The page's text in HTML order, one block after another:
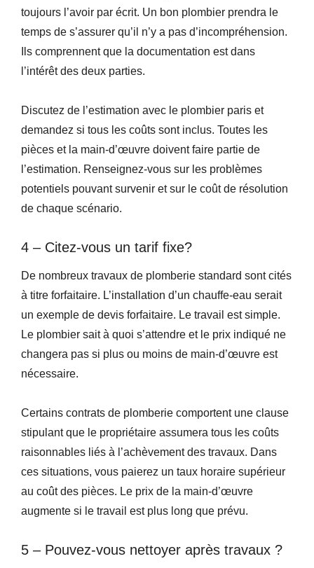
toujours l’avoir par écrit. Un bon plombier prendra le
temps de s’assurer qu’il n’y a pas d’incompréhension.
Ils comprennent que la documentation est dans
l’intérêt des deux parties.
Discutez de l’estimation avec le plombier paris et
demandez si tous les coûts sont inclus. Toutes les
pièces et la main-d’œuvre doivent faire partie de
l’estimation. Renseignez-vous sur les problèmes
potentiels pouvant survenir et sur le coût de résolution
de chaque scénario.
4 – Citez-vous un tarif fixe?
De nombreux travaux de plomberie standard sont cités
à titre forfaitaire. L’installation d’un chauffe-eau serait
un exemple de devis forfaitaire. Le travail est simple.
Le plombier sait à quoi s’attendre et le prix indiqué ne
changera pas si plus ou moins de main-d’œuvre est
nécessaire.
Certains contrats de plomberie comportent une clause
stipulant que le propriétaire assumera tous les coûts
raisonnables liés à l’achèvement des travaux. Dans
ces situations, vous paierez un taux horaire supérieur
au coût des pièces. Le prix de la main-d’œuvre
augmente si le travail est plus long que prévu.
5 – Pouvez-vous nettoyer après travaux ?